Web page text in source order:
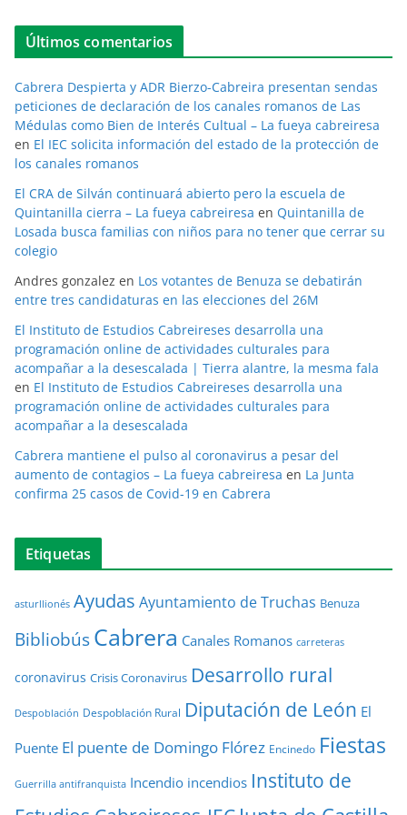
Últimos comentarios
Cabrera Despierta y ADR Bierzo-Cabreira presentan sendas
peticiones de declaración de los canales romanos de Las
Médulas como Bien de Interés Cultual – La fueya cabreiresa
en El IEC solicita información del estado de la protección de
los canales romanos
El CRA de Silván continuará abierto pero la escuela de
Quintanilla cierra – La fueya cabreiresa en Quintanilla de
Losada busca familias con niños para no tener que cerrar su
colegio
Andres gonzalez en Los votantes de Benuza se debatirán
entre tres candidaturas en las elecciones del 26M
El Instituto de Estudios Cabreireses desarrolla una
programación online de actividades culturales para
acompañar a la desescalada | Tierra alantre, la mesma fala
en El Instituto de Estudios Cabreireses desarrolla una
programación online de actividades culturales para
acompañar a la desescalada
Cabrera mantiene el pulso al coronavirus a pesar del
aumento de contagios – La fueya cabreiresa en La Junta
confirma 25 casos de Covid-19 en Cabrera
Etiquetas
asturllionés Ayudas Ayuntamiento de Truchas Benuza
BibliobúsCabrera Canales Romanos carreteras
coronavirus Crisis Coronavirus Desarrollo rural
Despoblación Despoblación Rural Diputación de León El
Puente El puente de Domingo Flórez Encinedo Fiestas
Guerrilla antifranquista Incendio incendios Instituto de